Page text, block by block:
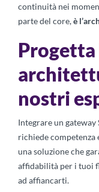
continuità nei
parte del core,è
Progetta
nostri
Integrare un gateway
richiede competenza
una soluzione che
affidabilità per i tuoi
ad affiancarti.